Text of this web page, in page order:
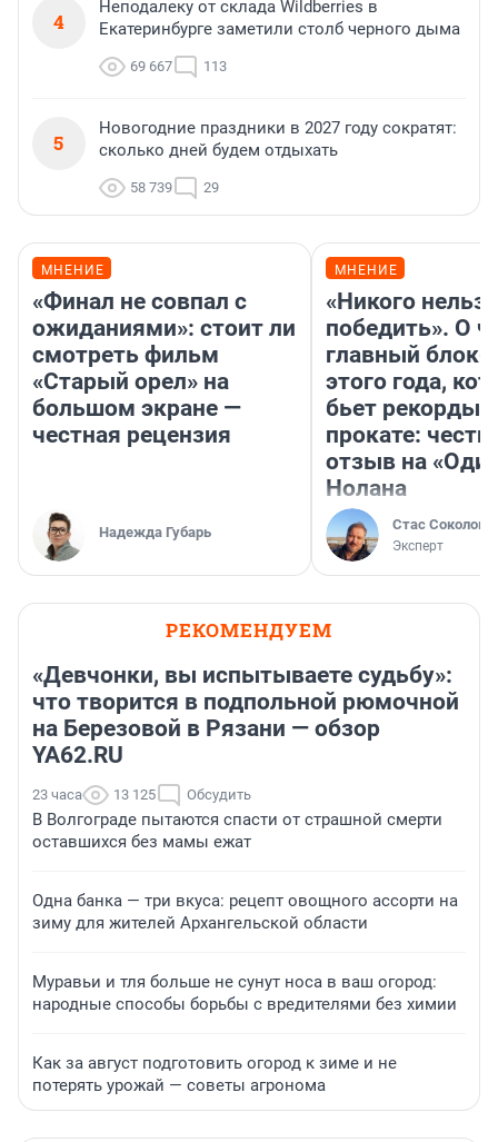
4
Неподалеку от склада Wildberries в
Екатеринбурге заметили столб черного дыма
69 667 113
5
Новогодние праздники в 2027 году сократят:
сколько дней будем отдыхать
58 739 29
МНЕНИЕ
«Финал не совпал с
ожиданиями»: стоит ли
смотреть фильм
«Старый орел» на
большом экране —
честная рецензия
Надежда Губарь
МНЕНИЕ
«Никого нельзя
победить». О
главный
этого года,
бьет рекорды в
прокате:
отзыв на
Нолана
Стас Соколов
Эксперт
РЕКОМЕНДУЕМ
«Девчонки, вы испытываете судьбу»:
что творится в подпольной рюмочной
на Березовой в Рязани — обзор
YA62.RU
23 часа 13 125 Обсудить
В Волгограде пытаются спасти от страшной смерти
оставшихся без мамы ежат
Одна банка — три вкуса: рецепт овощного ассорти на
зиму для жителей Архангельской области
Муравьи и тля больше не сунут носа в ваш огород:
народные способы борьбы с вредителями без химии
Как за август подготовить огород к зиме и не
потерять урожай — советы агронома